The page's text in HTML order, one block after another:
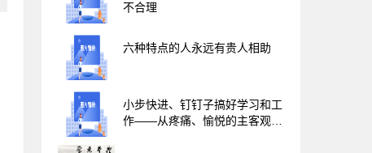
不合理
六种特点的人永远有贵人相助
小步快进、钉钉子搞好学习和工
作——从疼痛、愉悦的主客观二